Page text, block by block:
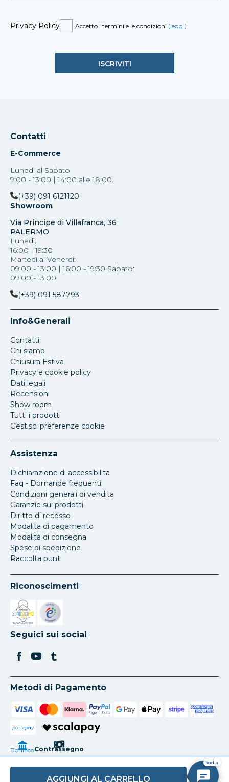
AGGIUNGI AL CARRELLO
Privacy Policy Accetto i termini e le condizioni (leggi)
Contatti
E-Commerce
Lunedì al Sabato
9:00 - 13:00 | 14:00 alle 18:00.
(+39) 091 6121120
Showroom
Via Principe di Villafranca, 36
PALERMO
Lunedì:
16:00 - 19:30
Martedì al Venerdi:
09:00 - 13:00 | 16:00 - 19:30 Sabato:
09:00 - 13:00
(+39) 091 587793
Info&Generali
Contatti
Chi siamo
Chiusura Estiva
Privacy e cookie policy
Dati legali
Recensioni
Show room
Tutti i prodotti
Gestisci preferenze cookie
Assistenza
Dichiarazione di accessibilita
Faq - Domande frequenti
Condizioni generali di vendita
Garanzie sui prodotti
Diritto di recesso
Modalita di pagamento
Modalità di consegna
Spese di spedizione
Raccolta punti
Riconoscimenti
Si apre in una nuova scheda
Si apre in una nuova scheda
Seguici sui social
Metodi di Pagamento
postepay
BonificoContrassegno
beta